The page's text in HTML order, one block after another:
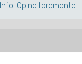
Opine libremente.